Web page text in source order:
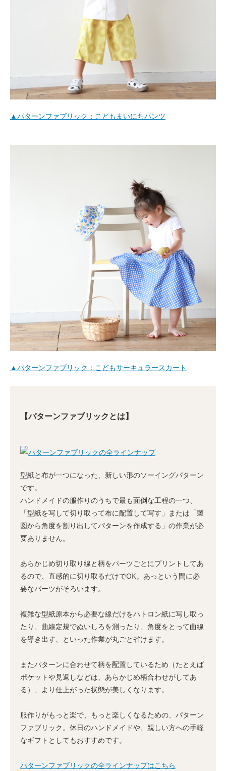
▲パターンファブリック：こどもまいにちパンツ
▲パターンファブリック：こどもサーキュラースカート
【パターンファブリックとは】
型紙と布が一つになった、新しい形のソーイングパターン
です。
ハンドメイドの服作りのうちで最も面倒な工程の一つ、
「型紙を写して切り取って布に配置して写す」または「製
図から角度を割り出してパターンを作成する」の作業が必
要ありません。
あらかじめ切り取り線と柄をパーツごとにプリントしてあ
るので、直感的に切り取るだけでOK。あっという間に必
要なパーツがそろいます。
複雑な型紙原本から必要な線だけをハトロン紙に写し取っ
たり、曲線定規でぬいしろを測ったり、角度をとって曲線
を導き出す、といった作業が丸ごと省けます。
またパターンに合わせて柄を配置しているため（たとえば
ポケットや見返しなどは、あらかじめ柄合わせがしてあ
る）、より仕上がった状態が美しくなります。
服作りがもっと楽で、もっと楽しくなるための、パターン
ファブリック。休日のハンドメイドや、親しい方への手軽
なギフトとしてもおすすめです。
パターンファブリックの全ラインナップはこちら